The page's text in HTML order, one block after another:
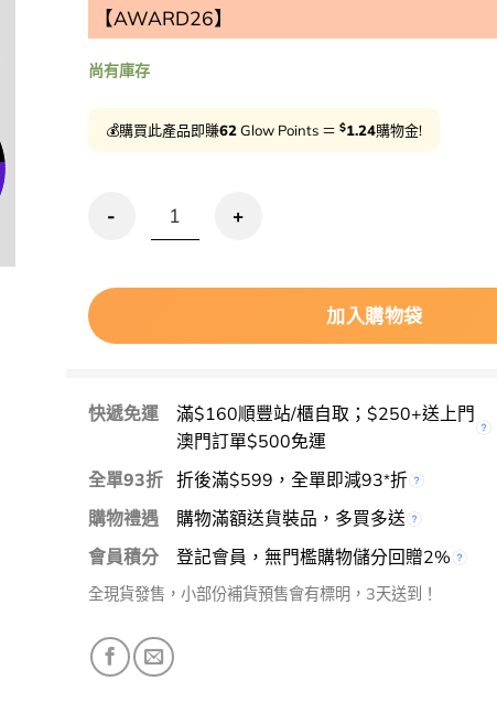
【AWARD26】
尚有庫存
💰購買此產品即賺62Glow Points ＝ $1.24購物金!
優惠碼再95折!GlowPick🏆 manyo Galactomy
加入購物袋
快遞免運
滿$160順豐站/櫃自取；$250+送上門
澳門訂單$500免運
全單93折 折後滿$599，全單即減93*折
購物禮遇
購物滿額送貨裝品，多買多送
會員積分
登記會員，無門檻購物儲分回贈2%
全現貨發售，小部份補貨預售會有標明，3天送到！